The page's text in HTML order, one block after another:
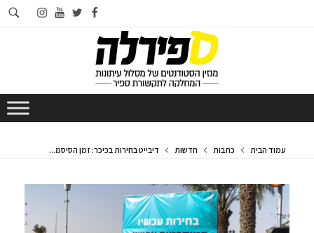
facebook
twitter
youtube
instagram
עמוד הבית כתבות חדשות דיבייט בחירות בכיכר: זמן הסיסמ...